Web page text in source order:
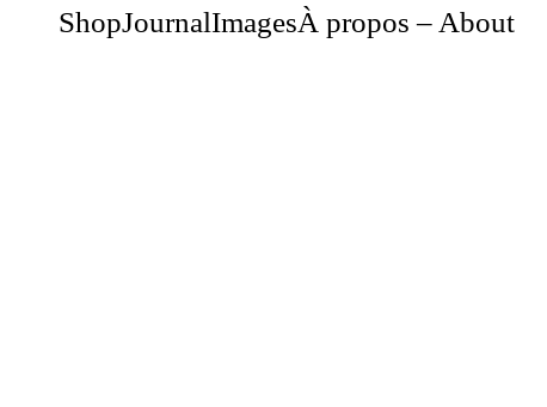
ShopJournalImagesÀ propos – About